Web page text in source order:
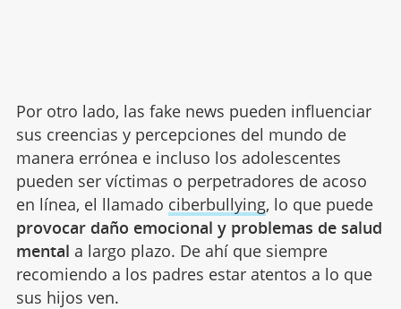
Por otro lado, las fake news pueden influenciar
sus creencias y percepciones del mundo de
manera errónea e incluso los adolescentes
pueden ser víctimas o perpetradores de acoso
en línea, el llamado ciberbullying, lo que puede
provocar daño emocional y problemas de salud
mental a largo plazo. De ahí que siempre
recomiendo a los padres estar atentos a lo que
sus hijos ven.